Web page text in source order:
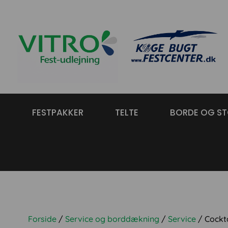
FESTPAKKER TELTE BORDE OG
Forside /Service og borddækning /Service /